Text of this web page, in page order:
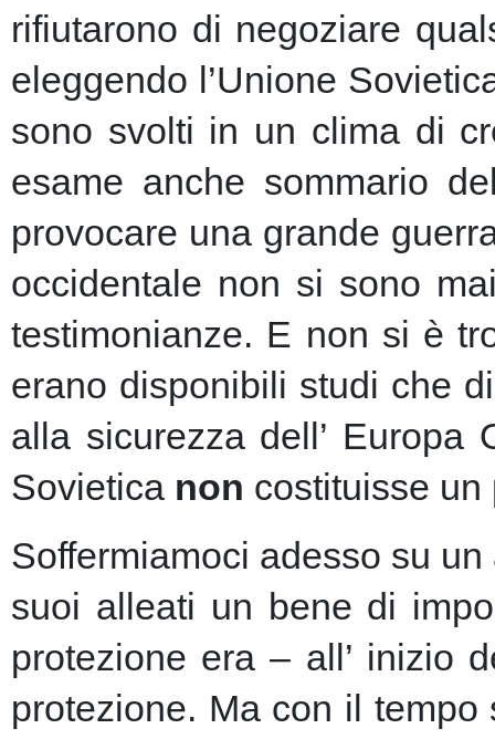
rifiutarono di negoziare
eleggendo l’Unione
sono svolti in un clima di
esame anche sommario
provocare una grande
occidentale non si sono
testimonianze. E non si è
erano disponibili studi che
alla sicurezza dell’
Sovietica non costituisse un
Soffermiamoci adesso su
suoi alleati un bene di
protezione era – all’ inizio
protezione. Ma con il tempo